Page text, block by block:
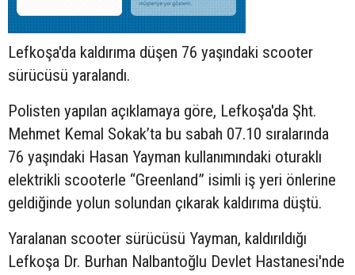
Lefkoşa'da kaldırıma düşen 76 yaşındaki scooter
sürücüsü yaralandı.
Polisten yapılan açıklamaya göre, Lefkoşa'da Şht.
Mehmet Kemal Sokak’ta bu sabah 07.10 sıralarında
76 yaşındaki Hasan Yayman kullanımındaki oturaklı
elektrikli scooterle “Greenland” isimli iş yeri önlerine
geldiğinde yolun solundan çıkarak kaldırıma düştü.
Yaralanan scooter sürücüsü Yayman, kaldırıldığı
Lefkoşa Dr. Burhan Nalbantoğlu Devlet Hastanesi'nde